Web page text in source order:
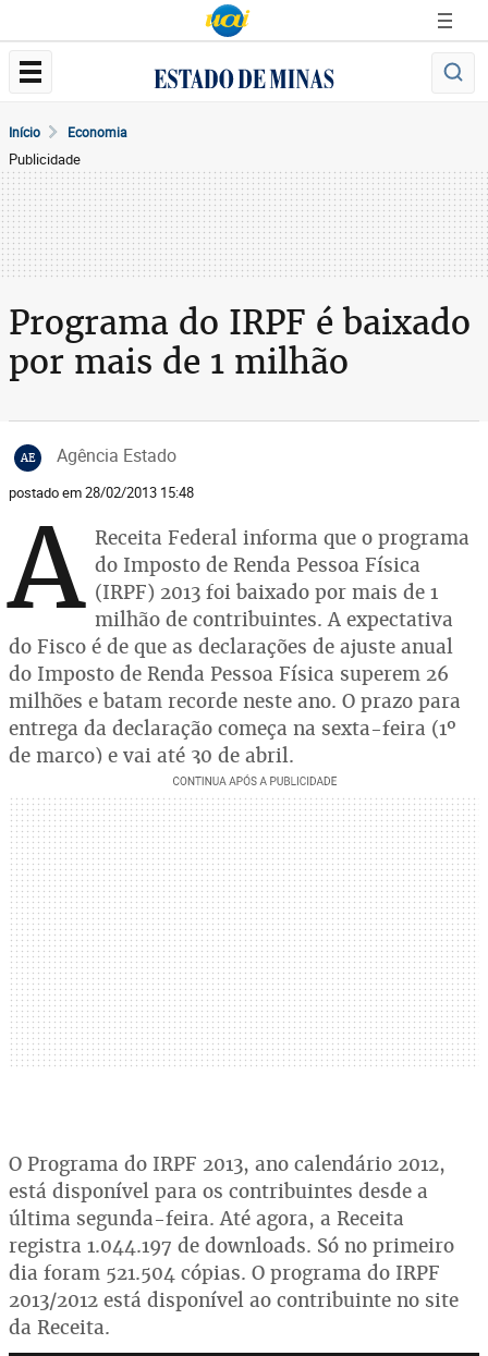
Início Economia
Publicidade
Programa do IRPF é baixado
por mais de 1 milhão
AE Agência Estado
postado em 28/02/2013 15:48
A Receita Federal informa que o programa
do Imposto de Renda Pessoa Física
(IRPF) 2013 foi baixado por mais de 1
milhão de contribuintes. A expectativa
do Fisco é de que as declarações de ajuste anual
do Imposto de Renda Pessoa Física superem 26
milhões e batam recorde neste ano. O prazo para
entrega da declaração começa na sexta-feira (1º
de março) e vai até 30 de abril.
O Programa do IRPF 2013, ano calendário 2012,
está disponível para os contribuintes desde a
última segunda-feira. Até agora, a Receita
registra 1.044.197 de downloads. Só no primeiro
dia foram 521.504 cópias. O programa do IRPF
2013/2012 está disponível ao contribuinte no site
da Receita.